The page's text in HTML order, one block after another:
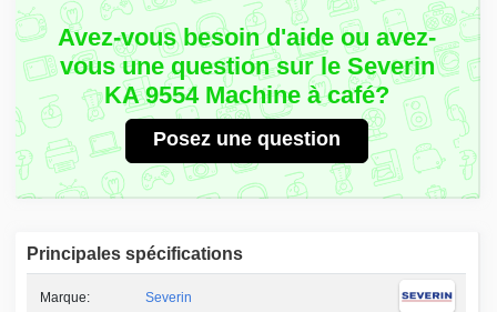
Avez-vous besoin d'aide ou avez-
vous une question sur le Severin
KA 9554 Machine à café?
Posez une question
Principales spécifications
Marque: Severin